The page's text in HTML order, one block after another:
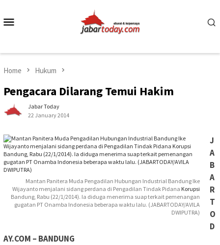
content
Home Hukum
Pengacara Dilarang Temui Hakim
Jabar Today
22 January 2014
Mantan Panitera Muda Pengadilan Hubungan Industrial Bandung Ike
Wijayanto menjalani sidang perdana di Pengadilan Tindak Pidana Korupsi
Bandung, Rabu (22/1/2014). Ia diduga menerima suap terkait pemenangan
gugatan PT Onamba Indonesia beberapa waktu lalu. (JABARTODAY/AVILA
DWIPUTRA)
J
A
B
A
R
T
O
D
AY.COM – BANDUNG